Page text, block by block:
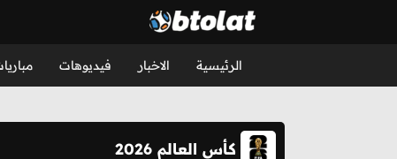
الرئيسية الاخبار فيديوهات
كأس العالم 2026